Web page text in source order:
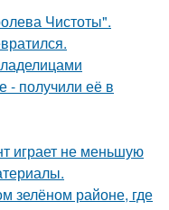
Чистоты".
- получили её в
играет не меньшую
зелёном районе, где